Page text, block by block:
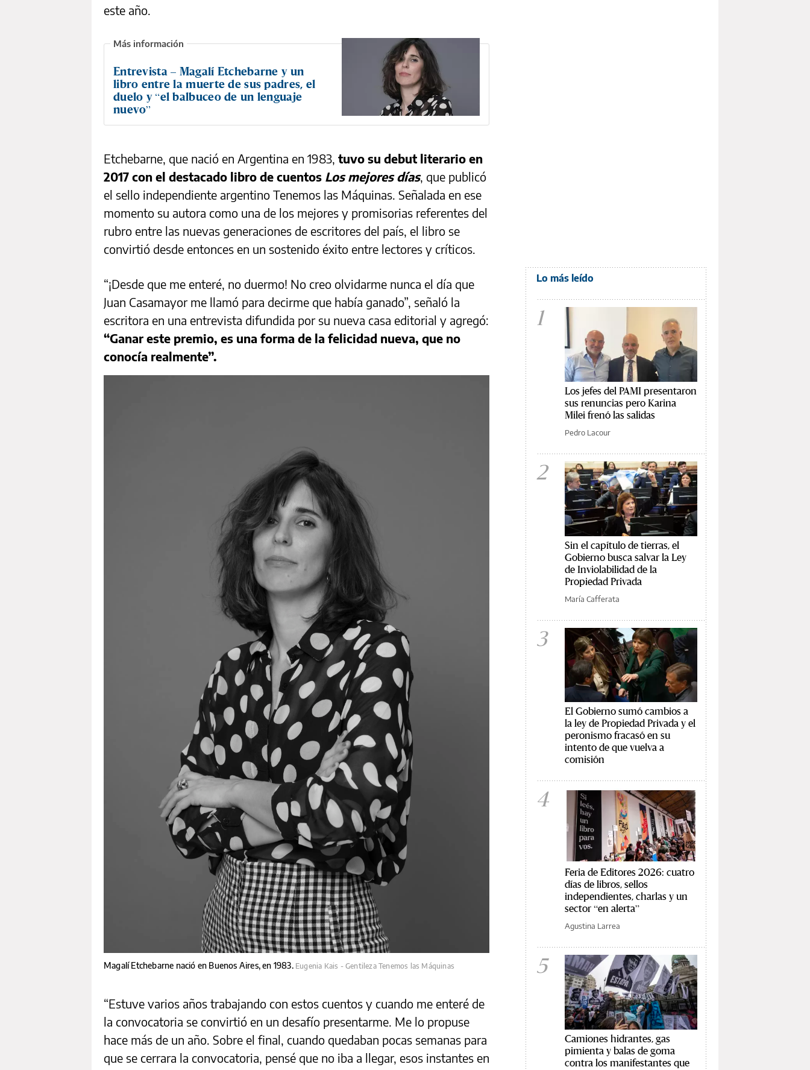
este año.
Entrevista – Magalí Etchebarne y un
libro entre la muerte de sus padres, el
duelo y “el balbuceo de un lenguaje
nuevo”
Etchebarne, que nació en Argentina en 1983, tuvo su debut literario en
2017 con el destacado libro de cuentos Los mejores días, que publicó
el sello independiente argentino Tenemos las Máquinas. Señalada en ese
momento su autora como una de los mejores y promisorias referentes del
rubro entre las nuevas generaciones de escritores del país, el libro se
convirtió desde entonces en un sostenido éxito entre lectores y críticos.
“¡Desde que me enteré, no duermo! No creo olvidarme nunca el día que
Juan Casamayor me llamó para decirme que había ganado”, señaló la
escritora en una entrevista difundida por su nueva casa editorial y agregó:
“Ganar este premio, es una forma de la felicidad nueva, que no
conocía realmente”.
Magalí Etchebarne nació en Buenos Aires, en 1983. Eugenia Kais - Gentileza Tenemos las Máquinas
“Estuve varios años trabajando con estos cuentos y cuando me enteré de
la convocatoria se convirtió en un desafío presentarme. Me lo propuse
hace más de un año. Sobre el final, cuando quedaban pocas semanas para
que se cerrara la convocatoria, pensé que no iba a llegar, esos instantes en
Lo más leído
1
Los jefes del PAMI presentaron
sus renuncias pero Karina
Milei frenó las salidas
Pedro Lacour
2
Sin el capítulo de tierras, el
Gobierno busca salvar la Ley
de Inviolabilidad de la
Propiedad Privada
María Cafferata
3
El Gobierno sumó cambios a
la ley de Propiedad Privada y el
peronismo fracasó en su
intento de que vuelva a
comisión
4
Feria de Editores 2026: cuatro
días de libros, sellos
independientes, charlas y un
sector “en alerta”
Agustina Larrea
5
Camiones hidrantes, gas
pimienta y balas de goma
contra los manifestantes que